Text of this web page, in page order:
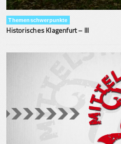
Themenschwerpunkte
Historisches Klagenfurt – III